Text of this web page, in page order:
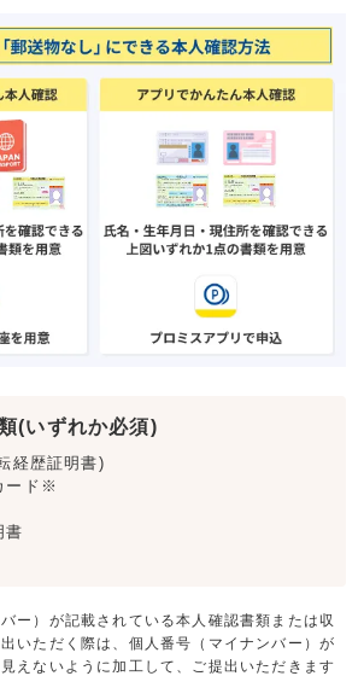
(いずれか必須)
経歴証明書)
ード※
書
ー）が記載されている本人確認書類または収
いただく際は、個人番号（マイナンバー）が
えないように加工して、ご提出いただきます